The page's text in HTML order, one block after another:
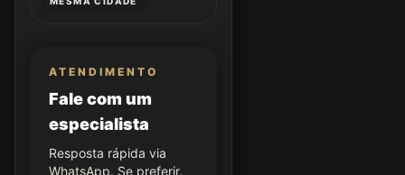
ATENDIMENTO
Fale com um
especialista
Resposta rápida via
WhatsApp. Se preferir,